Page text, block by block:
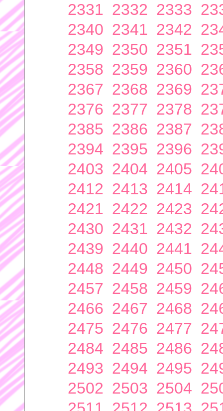
2331 2332 2333
2340 2341 2342
2349 2350 2351
2358 2359 2360
2367 2368 2369
2376 2377 2378
2385 2386 2387
2394 2395 2396
2403 2404 2405
2412 2413 2414
2421 2422 2423
2430 2431 2432
2439 2440 2441
2448 2449 2450
2457 2458 2459
2466 2467 2468
2475 2476 2477
2484 2485 2486
2493 2494 2495
2502 2503 2504